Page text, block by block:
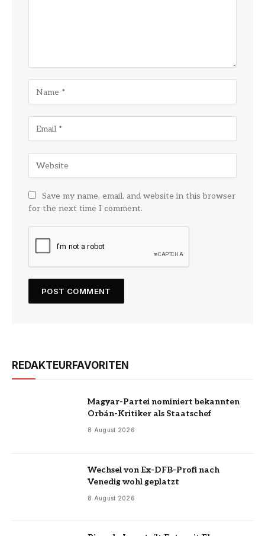
Save my name, email, and website in this browser
for the next time I comment.
REDAKTEURFAVORITEN
Magyar-Partei nominiert bekannten
Orbán-Kritiker als Staatschef
8 August 2026
Wechsel von Ex-DFB-Profi nach
Venedig wohl geplatzt
8 August 2026